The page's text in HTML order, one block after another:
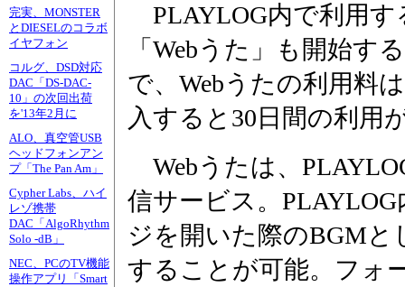
完実、MONSTER
とDIESELのコラボ
イヤフォン
コルグ、DSD対応
DAC「DS-DAC-
10」の次回出荷
を'13年2月に
ALO、真空管USB
ヘッドフォンアン
プ「The Pan Am」
Cypher Labs、ハイ
レゾ携帯
DAC「AlgoRhythm
Solo -dB」
NEC、PCのTV機能
操作アプリ「Smart
PLAYLOG内で利用す
「Webうた」も開始す
で、Webうたの利用料
入すると30日間の利用
Webうたは、
信サービス。
ジを開いた際のBGM
することが可能。フォ